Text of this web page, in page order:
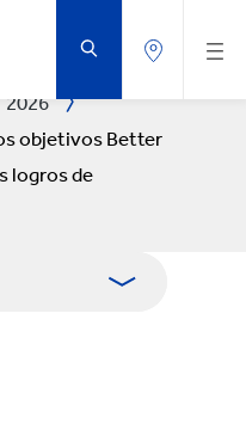
2026
objetivos Better
logros de